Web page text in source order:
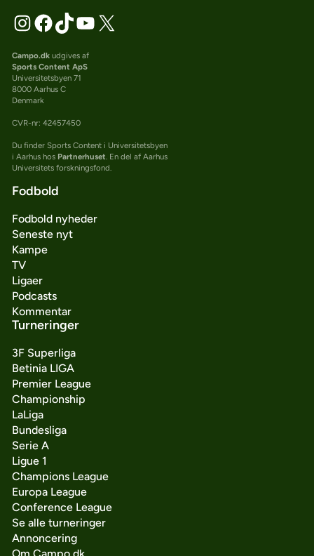
Campo.dkudgives af
Sports Content ApS
Universitetsbyen 71
8000 Aarhus C
Denmark
CVR-nr: 42457450
Du finder Sports Content i Universitetsbyen
i Aarhus hos Partnerhuset. En del af Aarhus
Universitets forskningsfond.
Fodbold
Fodbold nyheder
Seneste nyt
Kampe
TV
Ligaer
Podcasts
Kommentar
Turneringer
3F Superliga
Betinia LIGA
Premier League
Championship
LaLiga
Bundesliga
Serie A
Ligue 1
Champions League
Europa League
Conference League
Se alle turneringer
Annoncering